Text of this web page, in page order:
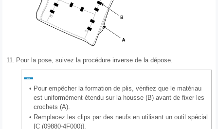
11. Pour la pose, suivez la procédure inverse de la dépose.
• Pour empêcher la formation de plis, vérifiez que le matériau
est uniformément étendu sur la housse (B) avant de fixer les
crochets (A).
• Remplacez les clips par des neufs en utilisant un outil spécial
[C (09880-4F000)].